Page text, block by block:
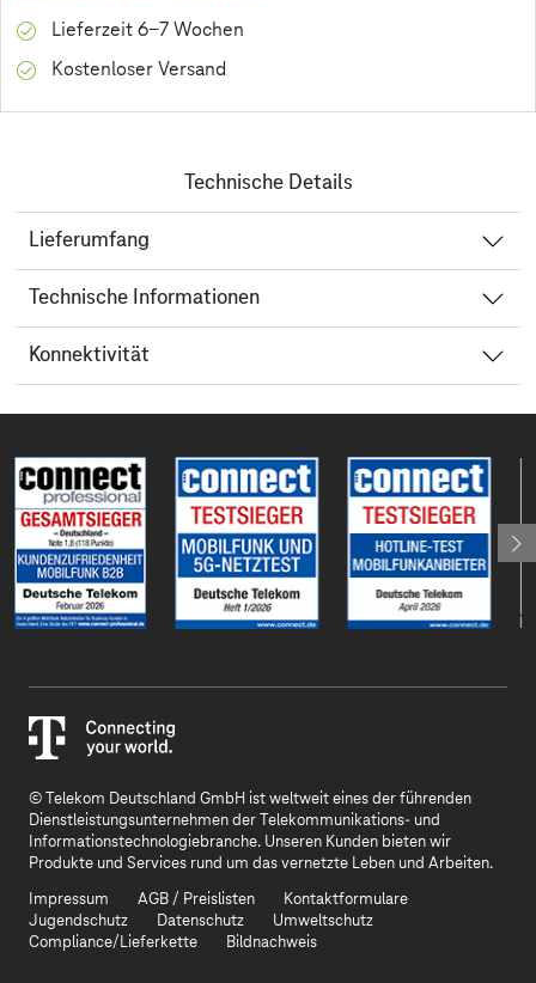
Lieferzeit 6-7 Wochen
Kostenloser Versand
Technische Details
Lieferumfang
Technische Informationen
Konnektivität
© Telekom Deutschland GmbH ist weltweit eines der führenden
Dienstleistungsunternehmen der Telekommunikations- und
Informationstechnologiebranche. Unseren Kunden bieten wir
Produkte und Services rund um das vernetzte Leben und Arbeiten.
Impressum
AGB / Preislisten
Kontaktformulare
Jugendschutz
Datenschutz
Umweltschutz
Compliance/Lieferkette
Bildnachweis